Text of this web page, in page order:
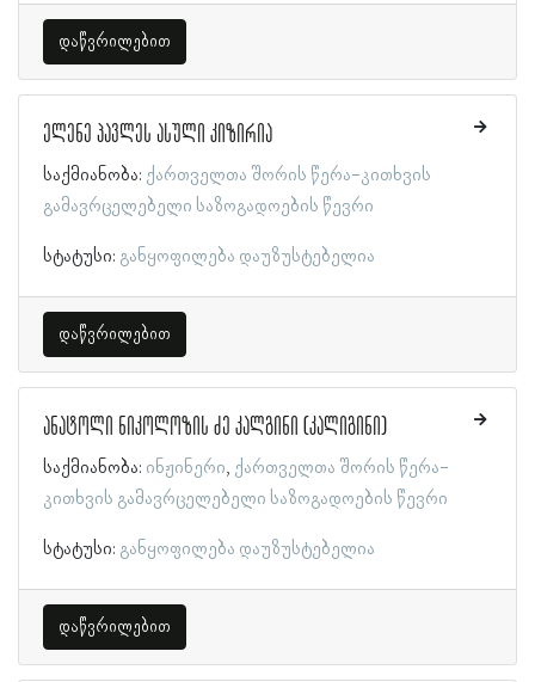
დაწვრილებით
ელენე პავლეს ასული კიზირია
საქმიანობა: ქართველთა შორის წერა-კითხვის
გამავრცელებელი საზოგადოების წევრი
სტატუსი: განყოფილება დაუზუსტებელია
დაწვრილებით
ანატოლი ნიკოლოზის ძე კალგინი (კალიგინი)
საქმიანობა: ინჟინერი ქართველთა შორის წერა-
კითხვის გამავრცელებელი საზოგადოების წევრი
სტატუსი: განყოფილება დაუზუსტებელია
დაწვრილებით